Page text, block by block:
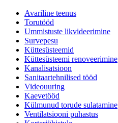
Avariline teenus
Torutööd
Ummistuste likvideerimine
Survepesu
Küttesüsteemid
Küttesüsteemi renoveerimine
Kanalisatsioon
Sanitaartehnilised tööd
Videouuring
Kaevetööd
Külmunud torude sulatamine
Ventilatsiooni puhastus